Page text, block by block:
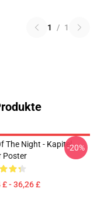
1 / 1
The Night - Kapitel
Poster
£ - 36,26 £
-20%